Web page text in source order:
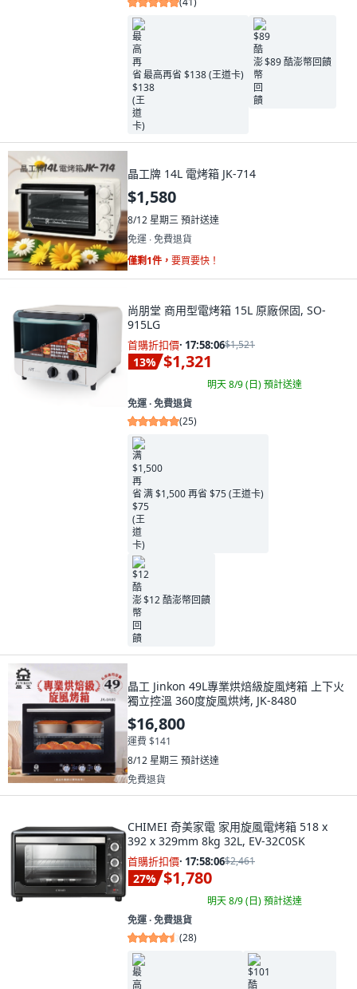
最高再省 $138 (王道卡)
$89 酷澎幣回饋
晶工牌 14L 電烤箱 JK-714
$1,580
8/12 星期三預計送達
免運 ∙ 免費退貨
僅剩1件， 要買要快！
尚朋堂 商用型電烤箱 15L 原廠保固, SO-
915LG
首購折扣價· 17:58:04$1,521
13% $1,321
明天 8/9 (日)預計送達
免運 ∙ 免費退貨
(25)
满 $1,500 再省 $75 (王道卡)
$12 酷澎幣回饋
晶工 Jinkon 49L專業烘焙級旋風烤箱 上下火
獨立控溫 360度旋風烘烤, JK-8480
$16,800
運費 $141
8/12 星期三預計送達
免費退貨
CHIMEI 奇美家電 家用旋風電烤箱 518 x
392 x 329mm 8kg 32L, EV-32C0SK
首購折扣價· 17:58:04$2,461
27% $1,780
明天 8/9 (日)預計送達
免運 ∙ 免費退貨
(28)